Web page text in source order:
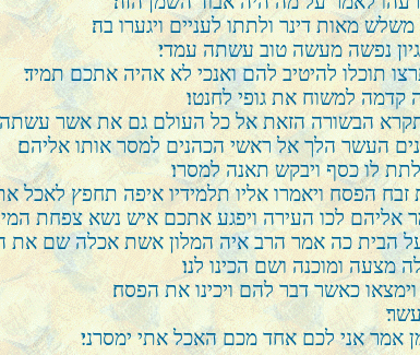
מאות דינר ולתתו לעניים ויגערו בה׃
נפשה מעשה טוב עשתה עמדי׃
תוכלו להיטיב להם ואנכי לא אהיה אתכם תמיד׃
למשוח את גופי לחנטו׃
הבשורה הזאת אל כל העולם גם את אשר עשתה
העשר הלך אל ראשי הכהנים למסר אותו אליהם׃
לו כסף ויבקש תאנה למסרו׃
הפסח ויאמרו אליו תלמידיו איפה תחפץ לאכל את
אליהם לכו העירה ויפגע אתכם איש נשא צפחת
הבית כה אמר הרב איה המלון אשת אכלה שם את
מצעה ומוכנה ושם הכינו לנו׃
וימצאו כאשר דבר להם ויכינו את הפסח׃
אמר אני לכם אחד מכם האכל אתי ימסרני׃